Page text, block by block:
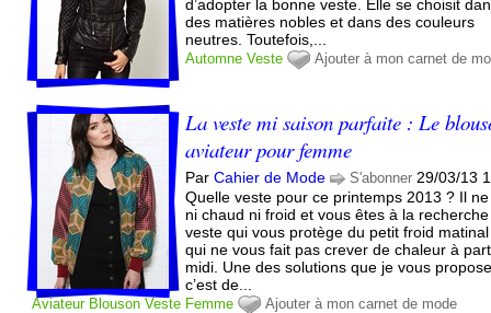
d’adopter la bonne veste. Elle se choisit
des matières nobles et dans des couleurs
neutres. Toutefois,...
Automne Veste Ajouter à mon carnet de
La veste mi saison parfaite : Le
aviateur pour femme
ParCahier de Mode S'abonner 29/03/13
Quelle veste pour ce printemps 2013 ? Il
ni chaud ni froid et vous êtes à la recherche
veste qui vous protège du petit froid
qui ne vous fait pas crever de chaleur à
midi. Une des solutions que je vous
c’est de...
Aviateur Blouson Veste Femme Ajouter à mon carnet de mode